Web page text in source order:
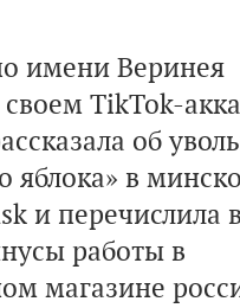
имени Веринея
TikTok-
об
яблока» в
и перечислила
работы в
магазине